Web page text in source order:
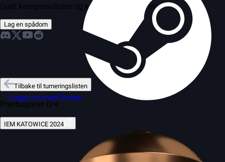
Logg inn med Steam
Gjett kampresultater og konkurrer med venner
Lag en spådom
Tilbake til turneringslisten
Prestasjoner 0/4
IEM KATOWICE 2024